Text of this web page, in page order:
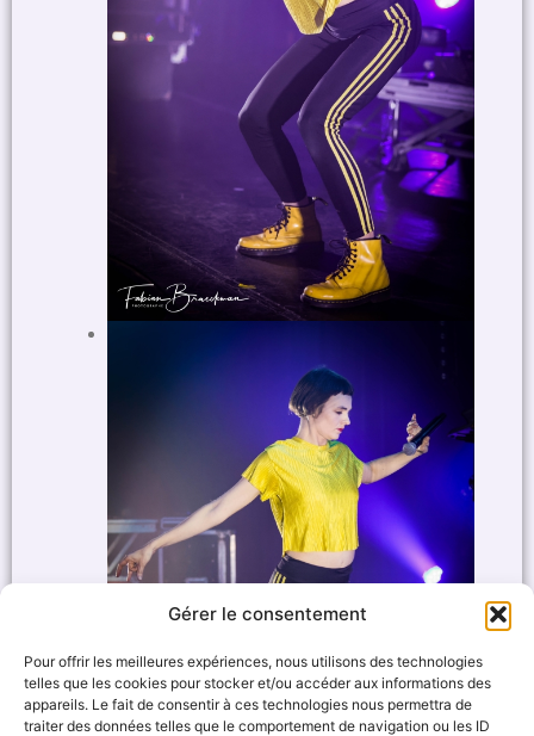
Gérer le consentement
Pour offrir les meilleures expériences, nous utilisons des technologies
telles que les cookies pour stocker et/ou accéder aux informations des
appareils. Le fait de consentir à ces technologies nous permettra de
traiter des données telles que le comportement de navigation ou les ID